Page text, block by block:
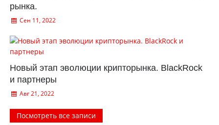
рынка.
Сен 11, 2022
Новый этап эволюции крипторынка. BlackRock
и партнеры
Авг 21, 2022
Посмотреть все записи